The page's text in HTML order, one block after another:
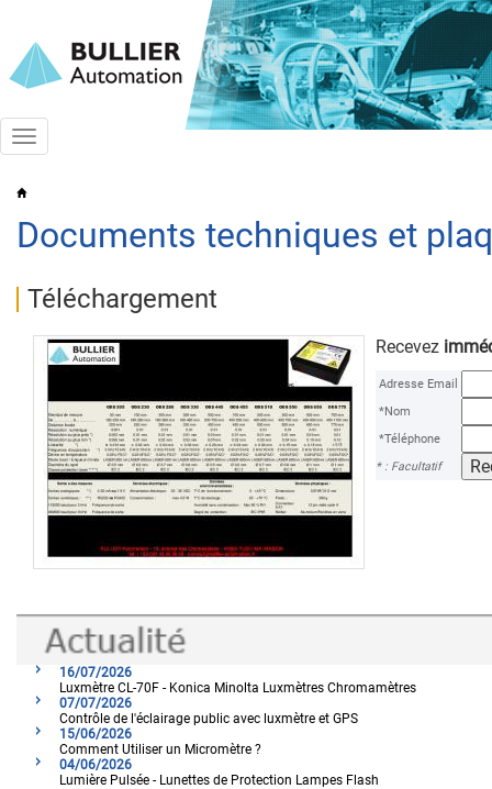
Toggle
Documents techniques et
Téléchargement
Recevez
Adresse Email
*Nom
*Téléphone
* : Facultatif
16/07/2026
Luxmètre CL-70F - Konica Minolta Luxmètres Chromamètres
07/07/2026
Contrôle de l'éclairage public avec luxmètre et GPS
15/06/2026
Comment Utiliser un Micromètre ?
04/06/2026
Lumière Pulsée - Lunettes de Protection Lampes Flash